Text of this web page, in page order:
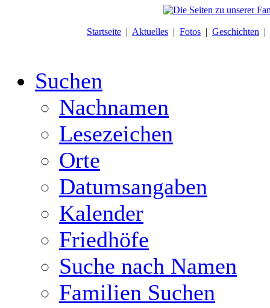
Startseite | Aktuelles | Fotos | Geschichten |
Suchen
Nachnamen
Lesezeichen
Orte
Datumsangaben
Kalender
Friedhöfe
Suche nach Namen
Familien Suchen